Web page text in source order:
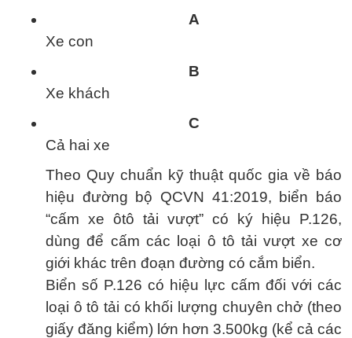
A
Xe con
B
Xe khách
C
Cả hai xe
Theo Quy chuẩn kỹ thuật quốc gia về báo
hiệu đường bộ QCVN 41:2019, biển báo
“cấm xe ôtô tải vượt” có ký hiệu P.126,
dùng để cấm các loại ô tô tải vượt xe cơ
giới khác trên đoạn đường có cắm biển.
Biển số P.126 có hiệu lực cấm đối với các
loại ô tô tải có khối lượng chuyên chở (theo
giấy đăng kiểm) lớn hơn 3.500kg (kể cả các